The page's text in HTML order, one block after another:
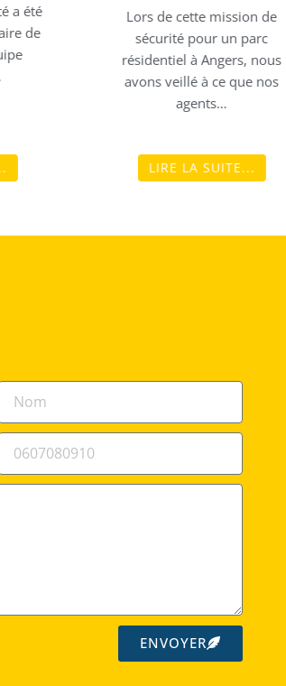
Lors de cette mission de
sécurité pour un parc
résidentiel à Angers, nous
avons veillé à ce que nos
nous
ENVOYER